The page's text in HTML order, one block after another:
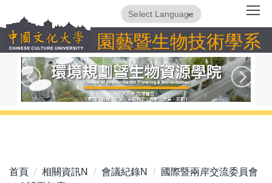
到
主
要
園藝暨生物技術學系
Translate
首頁 相關資訊N 會議紀錄N
國際暨兩岸交流委員會